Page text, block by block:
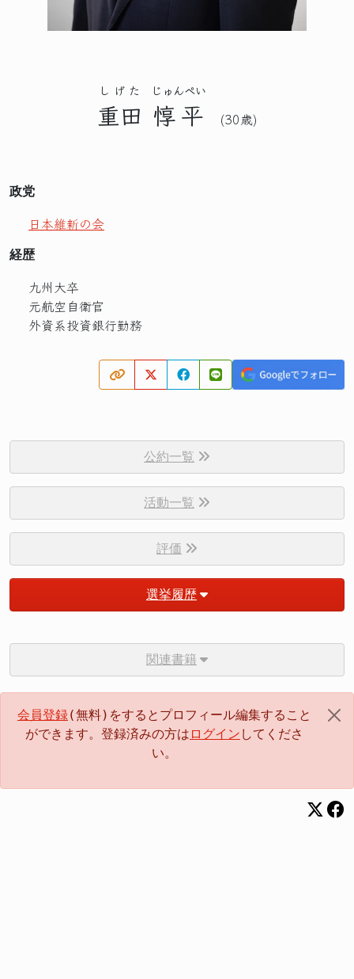
重田
しげた
惇平
じゅんぺい
(30歳)
政党
日本維新の会
経歴
九州大卒
元航空自衛官
外資系投資銀行勤務
公約一覧
活動一覧
評価
選挙履歴
関連書籍
会員登録(無料)をするとプロフィール編集すること
ができます。登録済みの方は ログイン してくださ
い。